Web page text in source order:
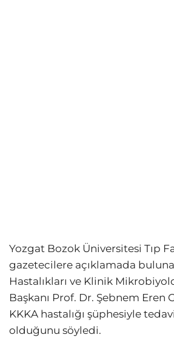
Yozgat Bozok Üniversitesi Tıp
gazetecilere açıklamada
Hastalıkları ve Klinik
Başkanı Prof. Dr. Şebnem Eren
KKKA hastalığı şüphesiyle
olduğunu söyledi.